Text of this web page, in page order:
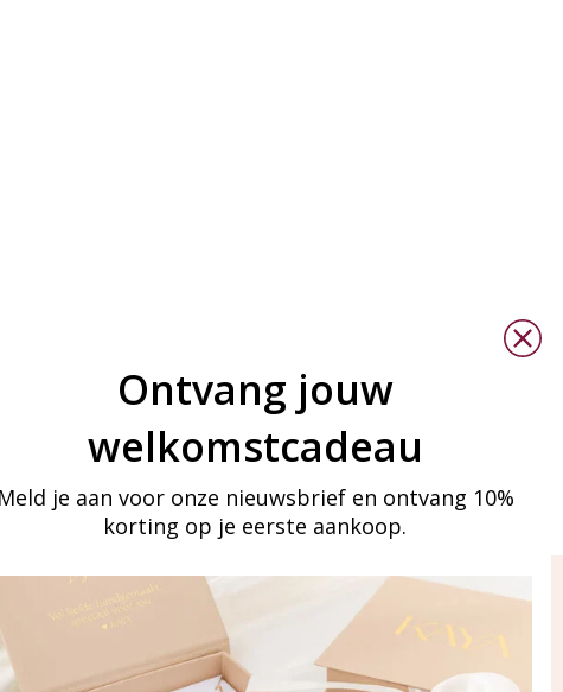
in touch
van onze mailinglijst
Ontvang jouw
welkomstcadeau
Meld je aan voor onze nieuwsbrief en ontvang 10%
korting op je eerste aankoop.